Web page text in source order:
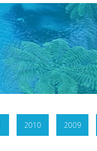
2010 2009